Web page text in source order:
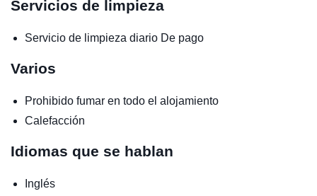
Servicios de limpieza
Servicio de limpieza diario De pago
Varios
Prohibido fumar en todo el alojamiento
Calefacción
Idiomas que se hablan
Inglés